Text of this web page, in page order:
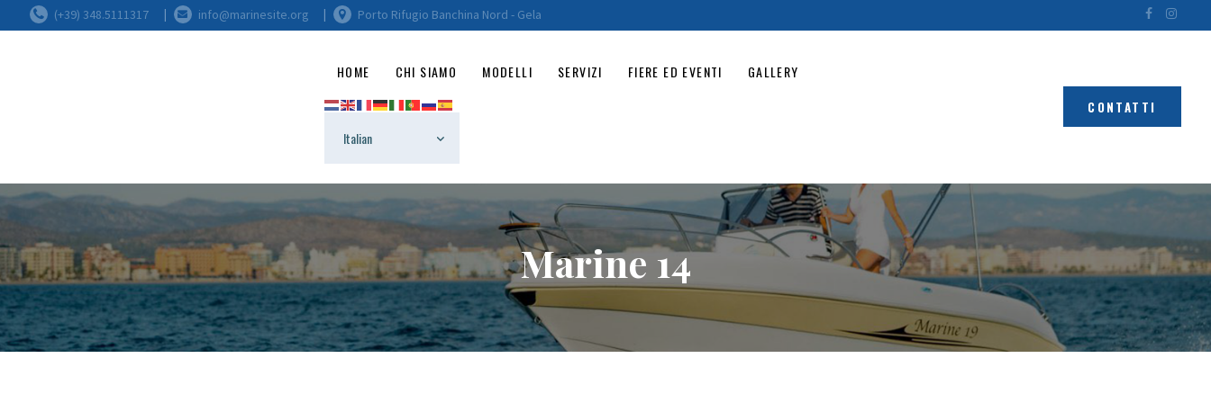
(+39) 348.5111317 info@marinesite.org Porto Rifugio Banchina Nord - Gela
HOME CHI SIAMO MODELLI SERVIZI FIERE ED EVENTI GALLERY
CONTATTI
Marine 14
HOME
CHI SIAMO
FIERE ED EVENTI
GALLERY